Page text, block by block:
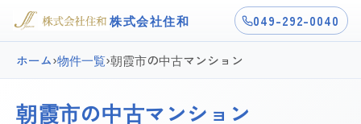
株式会社住和 049-292-0040
ホーム›物件一覧›朝霞市の中古マンション
朝霞市の中古マンション